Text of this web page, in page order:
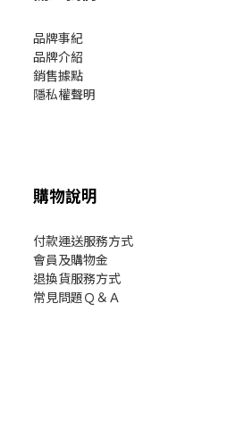
品牌事紀
品牌介紹
銷售據點
隱私權聲明
購物說明
付款運送服務方式
會員及購物金
退換貨服務方式
常見問題Ｑ＆Ａ